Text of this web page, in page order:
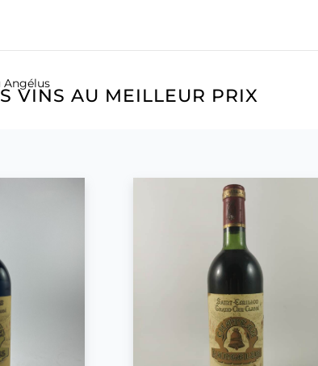
Angélus
VINS AU MEILLEUR PRIX